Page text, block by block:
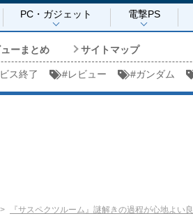
PC・ガジェット 電撃PS
ーまとめ サイトマップ
ス終了 #レビュー #ガンダム
『サスペクツルーム』謎解きの過程が心地よ